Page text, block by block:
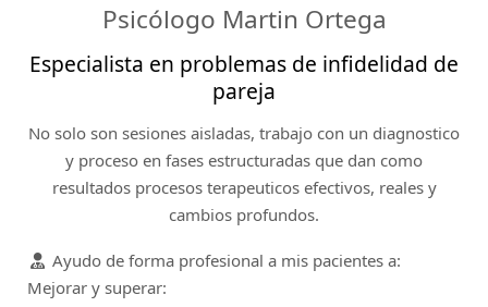
Psicólogo Martin Ortega
Especialista en problemas de infidelidad de
pareja
No solo son sesiones aisladas, trabajo con un diagnostico
y proceso en fases estructuradas que dan como
resultados procesos terapeuticos efectivos, reales y
cambios profundos.
Ayudo de forma profesional a mis pacientes a:
Mejorar y superar: